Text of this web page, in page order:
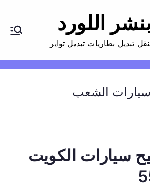
اللورد
تبديل بطاريات تبديل تواير
الشعب
سيارات الكويت